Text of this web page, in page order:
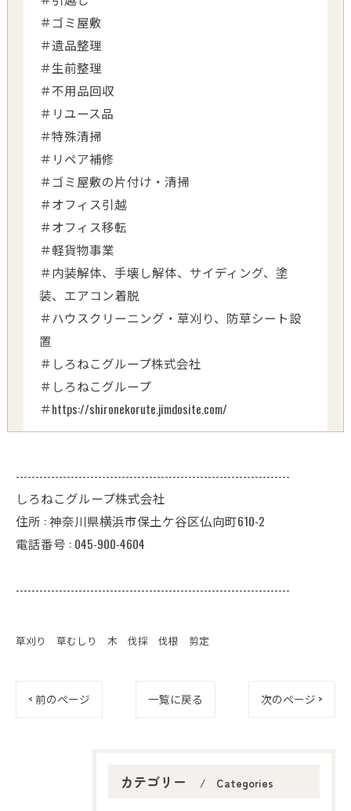
＃ゴミ屋敷
＃遺品整理
＃生前整理
＃不用品回収
＃リユース品
＃特殊清掃
＃リペア補修
＃ゴミ屋敷の片付け・清掃
＃オフィス引越
＃オフィス移転
＃軽貨物事業
＃内装解体、手壊し解体、サイディング、塗
装、エアコン着脱
＃ハウスクリーニング・草刈り、防草シート設
置
＃しろねこグループ株式会社
＃しろねこグループ
＃https://shironekorute.jimdosite.com/
----------------------------------------------------------------------
しろねこグループ株式会社
住所 : 神奈川県横浜市保土ケ谷区仏向町610-2
電話番号 : 045-900-4604
----------------------------------------------------------------------
草刈り 草むしり 木 伐採 伐根 剪定
< 前のページ 一覧に戻る 次のページ >
カテゴリー Categories